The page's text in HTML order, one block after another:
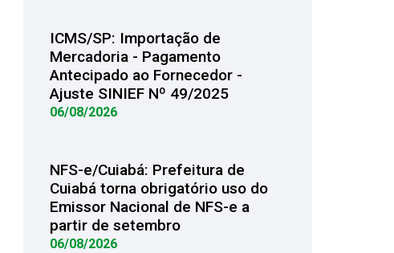
ICMS/SP: Importação de
Mercadoria - Pagamento
Antecipado ao Fornecedor -
Ajuste SINIEF Nº 49/2025
06/08/2026
NFS-e/Cuiabá: Prefeitura de
Cuiabá torna obrigatório uso do
Emissor Nacional de NFS-e a
partir de setembro
06/08/2026